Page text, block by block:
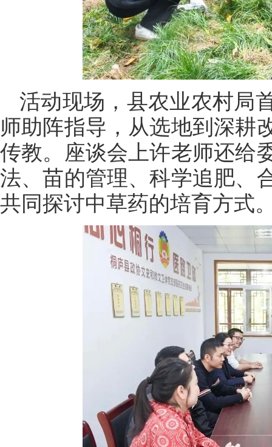
活动现场，县农业农村局
师助阵指导，从选地到深耕
传教。座谈会上许老师还给
法、苗的管理、科学追肥、
共同探讨中草药的培育方式